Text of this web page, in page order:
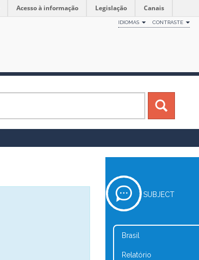
Acesso à informação Legislação Canais
IDIOMAS CONTRASTE
SUBJECT
Brasil
Relatório